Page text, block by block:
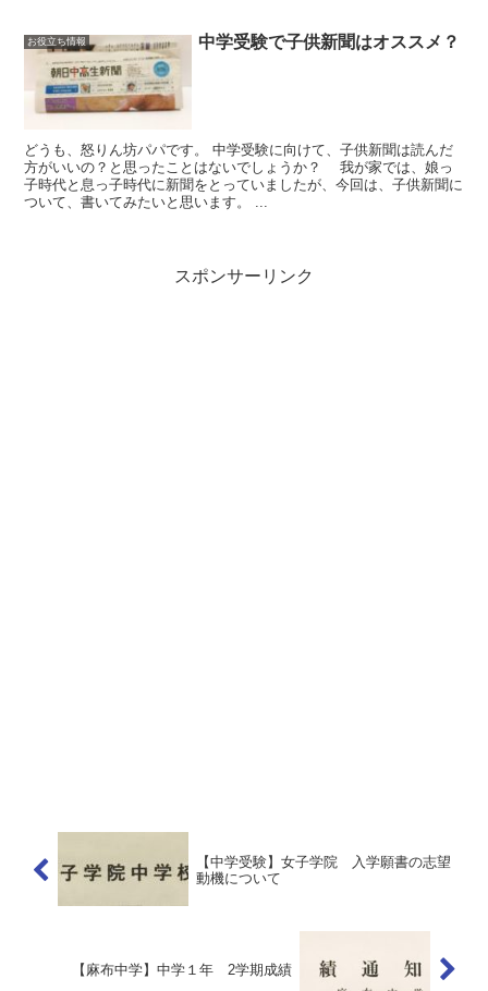
お役立ち情報 中学受験で子供新聞はオススメ？
どうも、怒りん坊パパです。 中学受験に向けて、子供新聞は読んだ
方がいいの？と思ったことはないでしょうか？ 我が家では、娘っ
子時代と息っ子時代に新聞をとっていましたが、今回は、子供新聞に
ついて、書いてみたいと思います。 ...
スポンサーリンク
【中学受験】女子学院 入学願書の志望
動機について
【麻布中学】中学１年 2学期成績